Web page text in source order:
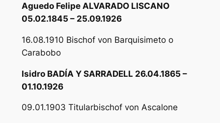
Aguedo Felipe ALVARADO LISCANO
05.02.1845 – 25.09.1926
16.08.1910 Bischof von Barquisimeto o
Carabobo
Isidro BADÍA Y SARRADELL 26.04.1865 –
01.10.1926
09.01.1903 Titularbischof von Ascalone